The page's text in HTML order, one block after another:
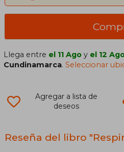
Llega entre el 11 Ago y el 12
Cundinamarca.Seleccionar
Agregar a lista de
deseos
Reseña del libro